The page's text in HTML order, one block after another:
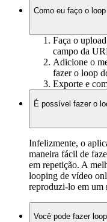
Como eu faço o
Faça o
campo da
Adicione o
fazer o loop
Exporte e
É possível fazer o
Infelizmente, o
maneira fácil de
em repetição. A
looping de vídeo
reproduzi-lo em um
Você pode fazer